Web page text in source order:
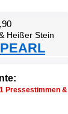
Hei­ßer Stein
PEARL
1 Pres­se­stim­men &